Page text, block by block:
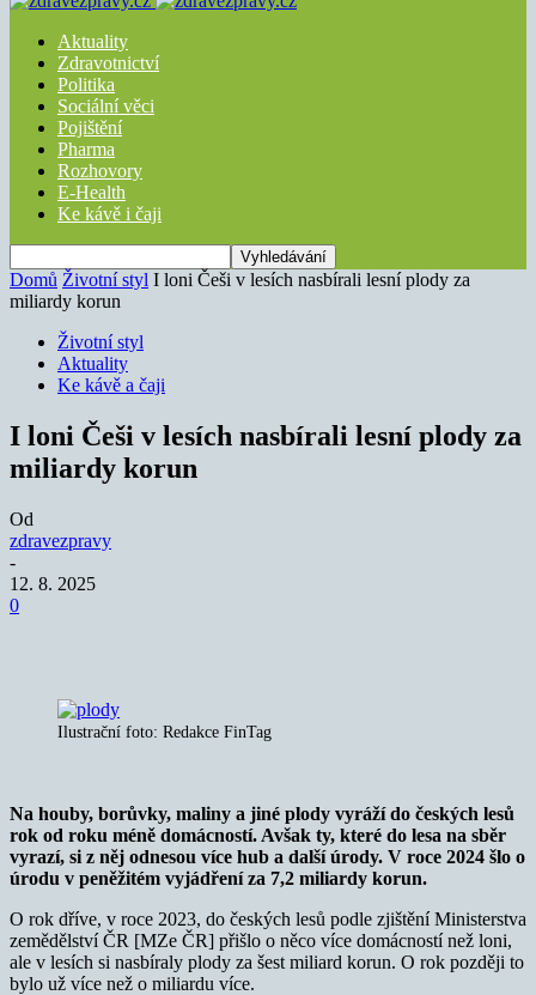
Aktuality
Zdravotnictví
Politika
Sociální věci
Pojištění
Pharma
Rozhovory
E-Health
Ke kávě i čaji
Domů Životní styl I loni Češi v lesích nasbírali lesní plody za
miliardy korun
Životní styl
Aktuality
Ke kávě a čaji
I loni Češi v lesích nasbírali lesní plody za
miliardy korun
Od
zdravezpravy
-
12. 8. 2025
0
Ilustrační foto: Redakce FinTag
Na houby, borůvky, maliny a jiné plody vyráží do českých lesů
rok od roku méně domácností. Avšak ty, které do lesa na sběr
vyrazí, si z něj odnesou více hub a další úrody. V roce 2024 šlo o
úrodu v peněžitém vyjádření za 7,2 miliardy korun.
O rok dříve, v roce 2023, do českých lesů podle zjištění Ministerstva
zemědělství ČR [MZe ČR] přišlo o něco více domácností než loni,
ale v lesích si nasbíraly plody za šest miliard korun. O rok později to
bylo už více než o miliardu více.